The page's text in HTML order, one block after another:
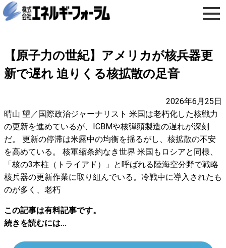
【原子力の世紀】アメリカが核兵器更
新で遅れ 迫りくる核拡散の足音
2026年6月25日
晴山 望／国際政治ジャーナリスト 米国は老朽化した核戦力
の更新を進めているが、ICBMや核弾頭製造の遅れが深刻
だ。 更新の停滞は米露中の均衡を揺るがし、核拡散の不安
を高めている。 核軍縮条約なき世界 米国もロシアと同様、
「核の3本柱（トライアド）」と呼ばれる陸海空分野で戦略
核兵器の更新作業に取り組んでいる。冷戦中に導入されたも
のが多く、老朽
この記事は有料記事です。
続きを読むには...